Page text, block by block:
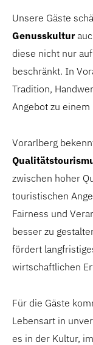
Unsere Gäste
Genusskultur
diese nicht nur
beschränkt. In
Tradition,
Angebot zu
Vorarlberg
zwischen hoher
touristischen
Fairness und
besser zu
fördert
wirtschaftlichen
Für die Gäste
Lebensart in
es in der Kultur,